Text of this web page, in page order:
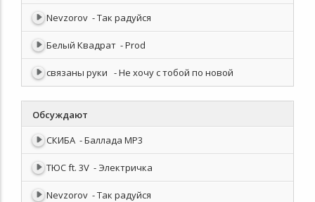
Nevzorov - Так радуйся
Белый Квадрат - Prod
связаны руки - Не хочу с тобой по новой
Обсуждают
СКИБА - Баллада MP3
ТЮС ft. 3V - Электричка
Nevzorov - Так радуйся